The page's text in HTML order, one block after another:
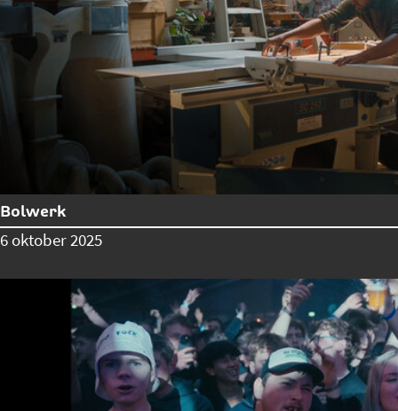
Bolwerk
6 oktober 2025